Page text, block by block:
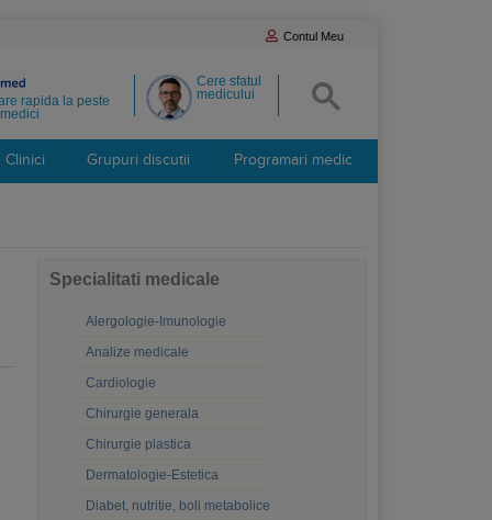
Contul Meu
Cere sfatul
medicului
rapida la peste
Clinici Grupuri discutii Programari medic
Specialitati medicale
Alergologie-Imunologie
Analize medicale
Cardiologie
Chirurgie generala
Chirurgie plastica
Dermatologie-Estetica
Diabet, nutritie, boli metabolice